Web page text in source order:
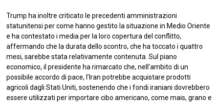
Trump ha inoltre criticato le precedenti amministrazioni
statunitensi per come hanno gestito la situazione in Medio Oriente
e ha contestato i media per la loro copertura del conflitto,
affermando che la durata dello scontro, che ha toccato i quattro
mesi, sarebbe stata relativamente contenuta. Sul piano
economico, il presidente ha rimarcato che, nell’ambito di un
possibile accordo di pace, l’Iran potrebbe acquistare prodotti
agricoli dagli Stati Uniti, sostenendo che i fondi iraniani dovrebbero
essere utilizzati per importare cibo americano, come mais, grano e